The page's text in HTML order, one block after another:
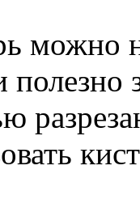
можно
полезно